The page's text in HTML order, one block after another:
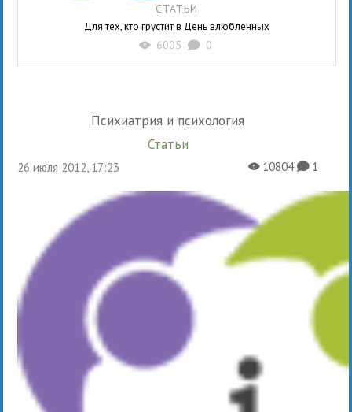
СТАТЬИ
Для тех, кто грустит в День влюбленных
X 6005 K 0
Психиатрия и психология
Статьи
26 июля 2012, 17:23 X10804K1